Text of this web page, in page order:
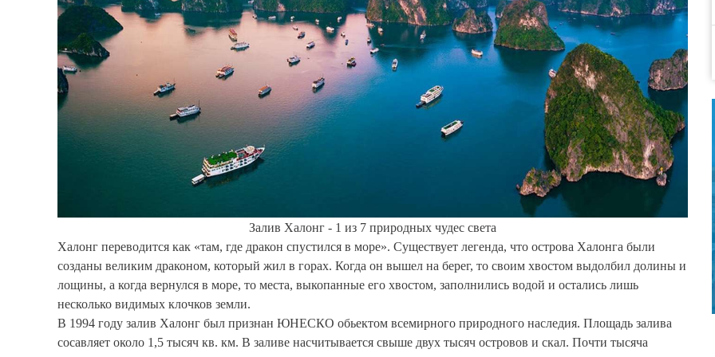
Залив Халонг - 1 из 7 природных чудес света
Халонг переводится как «там, где дракон спустился в море». Существует легенда, что острова Халонга были
созданы великим драконом, который жил в горах. Когда он вышел на берег, то своим хвостом выдолбил долины и
лощины, а когда вернулся в море, то места, выкопанные его хвостом, заполнились водой и остались лишь
несколько видимых клочков земли.
В 1994 году залив Халонг был признан ЮНЕСКО обьектом всемирного природного наследия. Площадь залива
сосавляет около 1,5 тысяч кв. км. В заливе насчитывается свыше двух тысяч островов и скал. Почти тысяча